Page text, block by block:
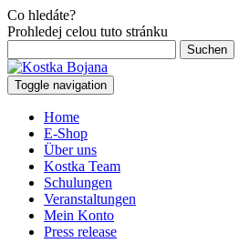
Co hledáte?
Prohledej celou tuto stránku
nach:
Toggle navigation
Home
E-Shop
Über uns
Kostka Team
Schulungen
Veranstaltungen
Mein Konto
Press release